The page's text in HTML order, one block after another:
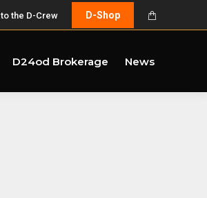
the D-Crew D-Shop
D24od Brokerage News